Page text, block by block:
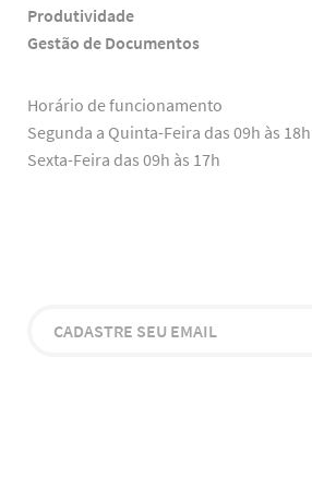
Produtividade
Gestão de Documentos
Horário de funcionamento
Segunda a Quinta-Feira das 09h às 18h
Sexta-Feira das 09h às 17h